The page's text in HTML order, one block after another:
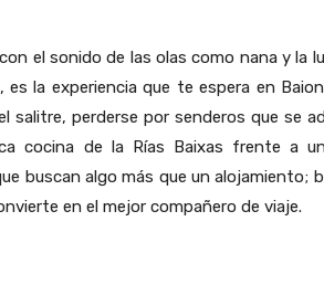
el sonido de las olas como nana y la
la experiencia que te espera en
salitre, perderse por senderos que se
cocina de la Rías Baixas frente a
buscan algo más que un alojamiento;
en el mejor compañero de viaje.